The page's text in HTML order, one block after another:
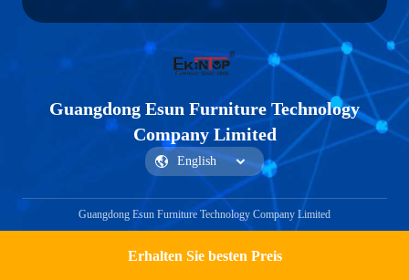
Erhalten Sie besten Preis
Guangdong Esun Furniture Technology
Company Limited
Guangdong Esun Furniture Technology Company Limited
Ein Angebot bekommen